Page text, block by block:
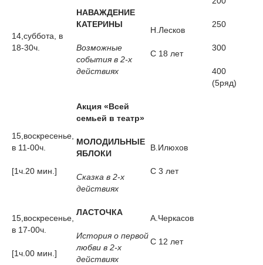
14,суббота, в
18-30ч.
НАВАЖДЕНИЕ
КАТЕРИНЫ
Возможные
события в 2-х
действиях
Н.Лесков
С 18 лет
250
300
400
(5ряд)
15,воскресенье,
в 11-00ч.
[1ч.20 мин.]
15,воскресенье,
в 17-00ч.
[1ч.00 мин.]
Акция «Всей
семьей в театр»
МОЛОДИЛЬНЫЕ
ЯБЛОКИ
Сказка в 2-х
действиях
ЛАСТОЧКА
История о первой
любви в 2-х
действиях
В.Илюхов
С 3 лет
А.Черкасов
С 12 лет